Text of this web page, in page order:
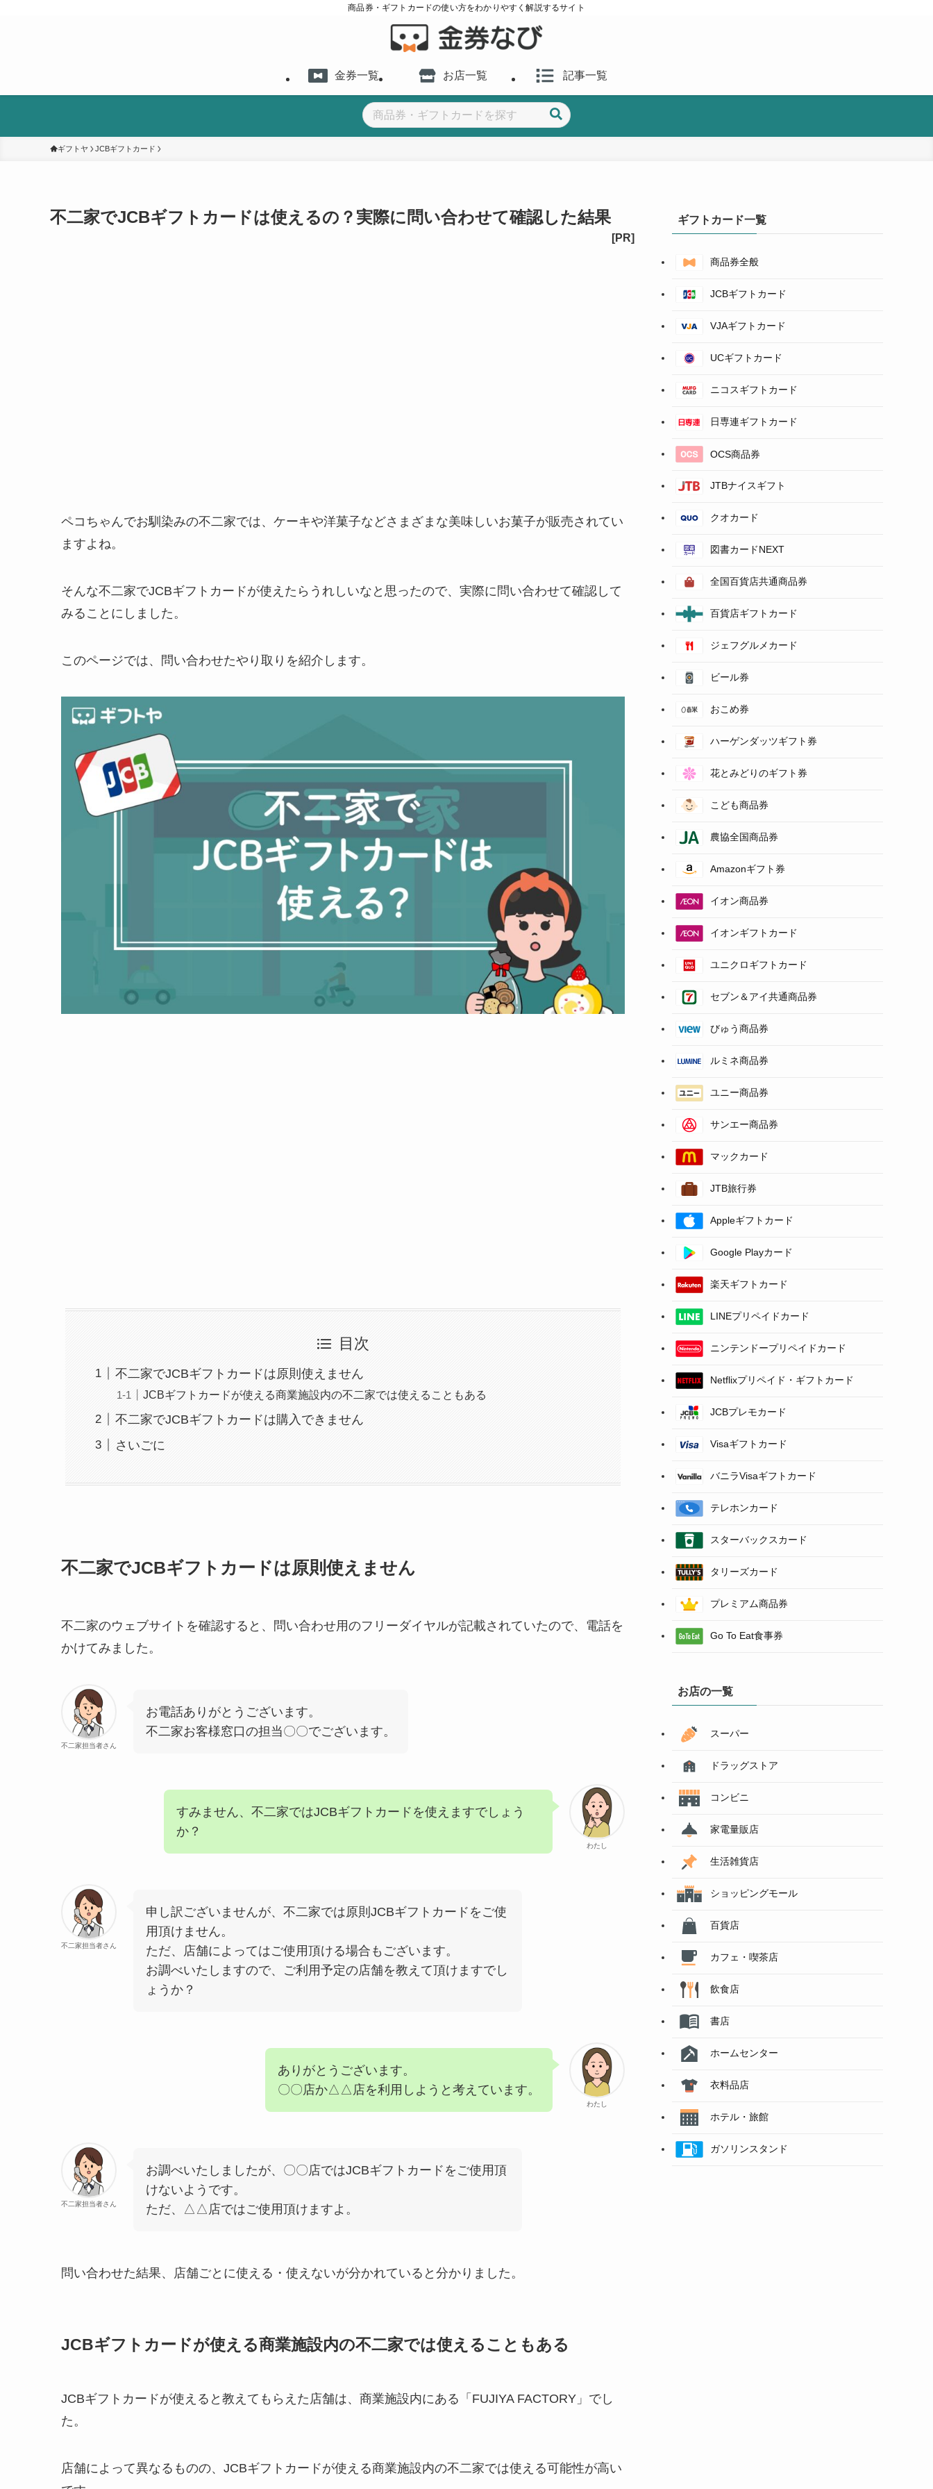
商品券・ギフトカードの使い方をわかりやすく解説するサイト
金券一覧 お店一覧 記事一覧
ギフトヤ JCBギフトカード
不二家でJCBギフトカードは使えるの？実際に問い合わせて確認した結果
ペコちゃんでお馴染みの不二家では、ケーキや洋菓子などさまざまな美味しいお菓子が販売されてい
ますよね。
そんな不二家でJCBギフトカードが使えたらうれしいなと思ったので、実際に問い合わせて確認して
みることにしました。
このページでは、問い合わせたやり取りを紹介します。
目次
不二家でJCBギフトカードは原則使えません
JCBギフトカードが使える商業施設内の不二家では使えることもある
不二家でJCBギフトカードは購入できません
さいごに
不二家でJCBギフトカードは原則使えません
不二家のウェブサイトを確認すると、問い合わせ用のフリーダイヤルが記載されていたので、電話を
かけてみました。
不二家担当者さん
お電話ありがとうございます。
不二家お客様窓口の担当〇〇でございます。
わたし
すみません、不二家ではJCBギフトカードを使えますでしょう
か？
不二家担当者さん
申し訳ございませんが、不二家では原則JCBギフトカードをご使
用頂けません。
ただ、店舗によってはご使用頂ける場合もございます。
お調べいたしますので、ご利用予定の店舗を教えて頂けますでし
ょうか？
わたし
ありがとうございます。
〇〇店か△△店を利用しようと考えています。
不二家担当者さん
お調べいたしましたが、〇〇店ではJCBギフトカードをご使用頂
けないようです。
ただ、△△店ではご使用頂けますよ。
問い合わせた結果、店舗ごとに使える・使えないが分かれていると分かりました。
JCBギフトカードが使える商業施設内の不二家では使えることもある
JCBギフトカードが使えると教えてもらえた店舗は、商業施設内にある「FUJIYA FACTORY」でし
た。
店舗によって異なるものの、JCBギフトカードが使える商業施設内の不二家では使える可能性が高い
ギフトカード一覧
商品券全般
JCBギフトカード
VJAギフトカード
UCギフトカード
ニコスギフトカード
日専連ギフトカード
OCS商品券
JTBナイスギフト
クオカード
図書カードNEXT
全国百貨店共通商品券
百貨店ギフトカード
ジェフグルメカード
ビール券
おこめ券
ハーゲンダッツギフト券
花とみどりのギフト券
こども商品券
農協全国商品券
Amazonギフト券
イオン商品券
イオンギフトカード
ユニクロギフトカード
セブン＆アイ共通商品券
びゅう商品券
ルミネ商品券
ユニー商品券
サンエー商品券
マックカード
JTB旅行券
Appleギフトカード
Google Playカード
楽天ギフトカード
LINEプリペイドカード
ニンテンドープリペイドカード
Netflixプリペイド・ギフトカード
JCBプレモカード
Visaギフトカード
バニラVisaギフトカード
テレホンカード
スターバックスカード
タリーズカード
プレミアム商品券
Go To Eat食事券
お店の一覧
スーパー
ドラッグストア
コンビニ
家電量販店
生活雑貨店
ショッピングモール
百貨店
カフェ・喫茶店
飲食店
書店
ホームセンター
衣料品店
ホテル・旅館
ガソリンスタンド